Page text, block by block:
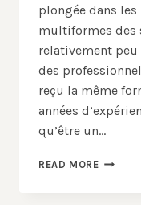
plongée dans
multiformes des
relativement peu
des
reçu la même
années
qu’être un…
READ MORE«